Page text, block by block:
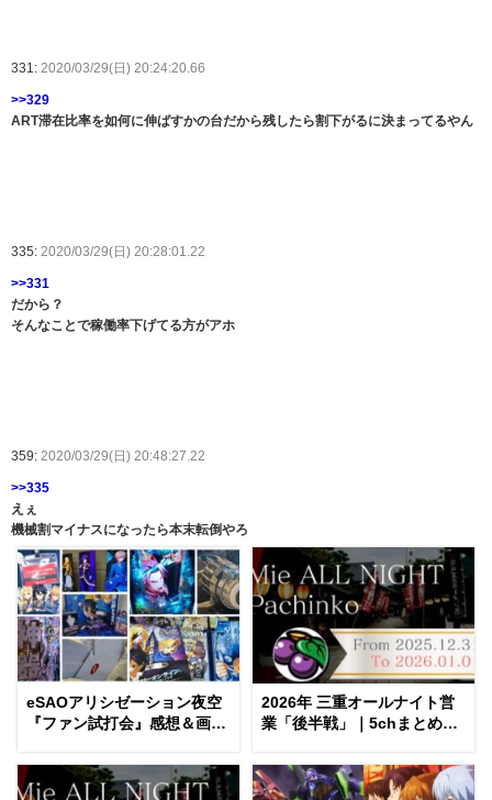
331: 2020/03/29(日) 20:24:20.66
>>329
ART滞在比率を如何に伸ばすかの台だから残したら割下がるに決まってるやん
335: 2020/03/29(日) 20:28:01.22
>>331
だから？
そんなことで稼働率下げてる方がアホ
359: 2020/03/29(日) 20:48:27.22
>>335
えぇ
機械割マイナスになったら本末転倒やろ
eSAOアリシゼーション夜空
『ファン試打会』感想＆画像
間、好感触のフェアスター
ト、原作愛溢れる演出に感動
2026年 三重オールナイト営
業「後半戦」｜5chまとめ＆